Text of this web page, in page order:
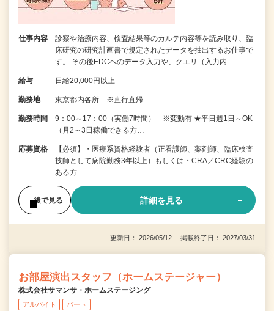
仕事内容
診察や治療内容、検査結果等のカルテ内容等を読み取り、臨
床研究の研究計画書で規定されたデータを抽出するお仕事で
す。 その後EDCへのデータ入力や、クエリ（入力内…
給与 日給20,000円以上
勤務地 東京都内各所 ※直行直帰
勤務時間
9：00～17：00（実働7時間） ※変動有 ★平日週1日～OK
（月2～3日稼働できる方…
応募資格
【必須】・医療系資格経験者（正看護師、薬剤師、臨床検査
技師として病院勤務3年以上）もしくは・CRA／CRC経験の
ある方
後で見る 詳細を見る
更新日： 2026/05/12 掲載終了日： 2027/03/31
お部屋演出スタッフ（ホームステージャー）
株式会社サマンサ・ホームステージング
アルバイト パート